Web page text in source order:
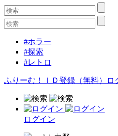
#ホラー
#探索
#レトロ
ふりーむ！ＩＤ登録（無料） ロ
ログイン